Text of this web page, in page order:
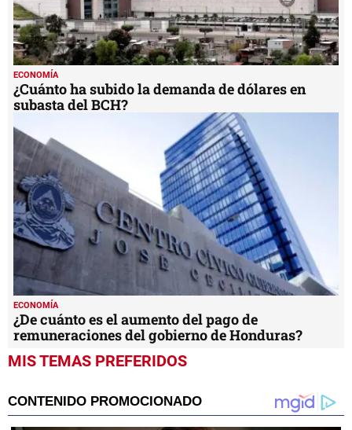
ECONOMÍA
¿Cuánto ha subido la demanda de dólares en
subasta del BCH?
ECONOMÍA
¿De cuánto es el aumento del pago de
remuneraciones del gobierno de Honduras?
MIS TEMAS PREFERIDOS